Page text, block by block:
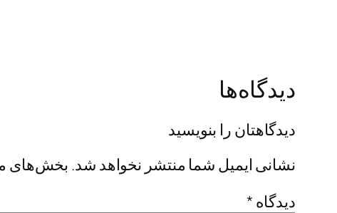
دیدگاه‌ها
دیدگاهتان را بنویسید
نشانی ایمیل شما منتشر نخواهد شد.بخش‌های
دیدگاه *